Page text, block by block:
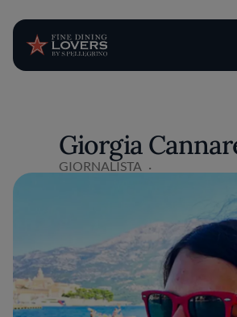
Giorgia
GIORNALISTA